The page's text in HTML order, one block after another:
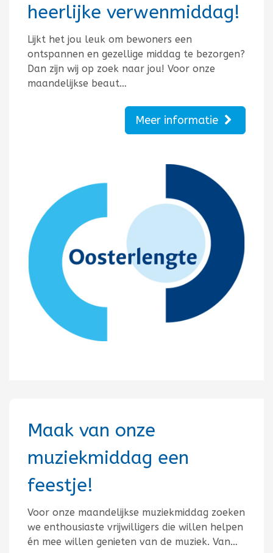
heerlijke verwenmiddag!
Lijkt het jou leuk om bewoners een
ontspannen en gezellige middag te bezorgen?
Dan zijn wij op zoek naar jou! Voor onze
maandelijkse beaut…
Meer informatie
Maak van onze
muziekmiddag een
feestje!
Voor onze maandelijkse muziekmiddag zoeken
we enthousiaste vrijwilligers die willen helpen
én mee willen genieten van de muziek. Van…